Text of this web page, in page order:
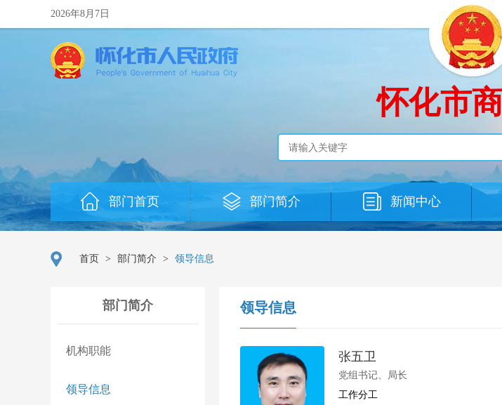
2026年8月7日
怀化市
部门首页 部门简介 新闻中心
首页 > 部门简介 > 领导信息
部门简介
机构职能
领导信息
领导信息
张五卫
党组书记、局长
工作分工